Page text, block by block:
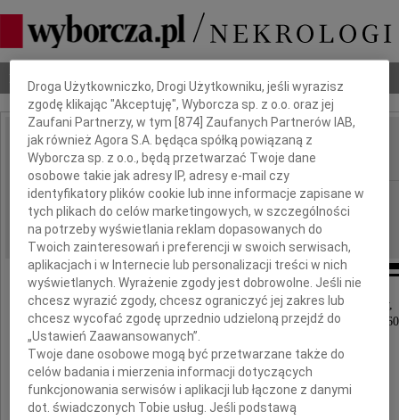
Nekrologi Odeszli Poradnik pogrzebowy
IMIĘ I NAZWISKO: Marek Dziel
REGION: Częstochowa
DATA EMISJI: 22.09.2011
Z głębokim smutkiem i żalem zawiadamiamy,
że w dniu 21 września 2011 roku zmarł w wieku
Marek Dziel
Dbamy o Twoją prywatność
Droga Użytkowniczko, Drogi Użytkowniku, jeśli wyrazisz
zgodę klikając "Akceptuję", Wyborcza sp. z o.o. oraz jej
Zaufani Partnerzy, w tym [874 ] Zaufanych Partnerów IAB,
jak również Agora S.A. będąca spółką powiązaną z
Wyborcza sp. z o.o., będą przetwarzać Twoje dane
osobowe takie jak adresy IP, adresy e-mail czy
identyfikatory plików cookie lub inne informacje zapisane w
tych plikach do celów marketingowych, w szczególności
na potrzeby wyświetlania reklam dopasowanych do
Twoich zainteresowań i preferencji w swoich serwisach,
aplikacjach i w Internecie lub personalizacji treści w nich
wyświetlanych. Wyrażenie zgody jest dobrowolne. Jeśli nie
chcesz wyrazić zgody, chcesz ograniczyć jej zakres lub
chcesz wycofać zgodę uprzednio udzieloną przejdź do
„Ustawień Zaawansowanych”.
Twoje dane osobowe mogą być przetwarzane także do
celów badania i mierzenia informacji dotyczących
funkcjonowania serwisów i aplikacji lub łączone z danymi
dot. świadczonych Tobie usług. Jeśli podstawą